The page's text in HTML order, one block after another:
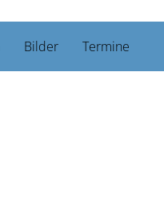
Bilder Termine